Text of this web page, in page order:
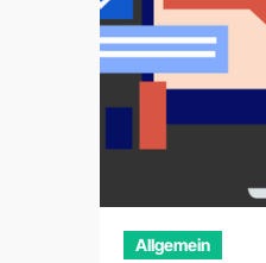
Allgemein